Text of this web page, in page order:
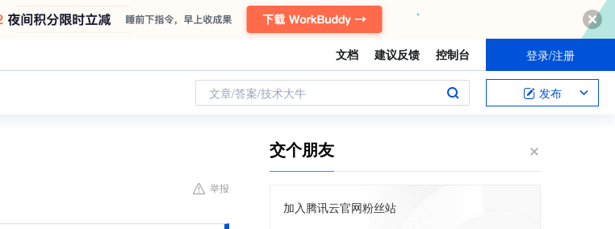
文档 建议反馈 控制台 登录/注册
文章/答案/技术大牛 发布
举报
交个朋友
加入腾讯云官网粉丝站